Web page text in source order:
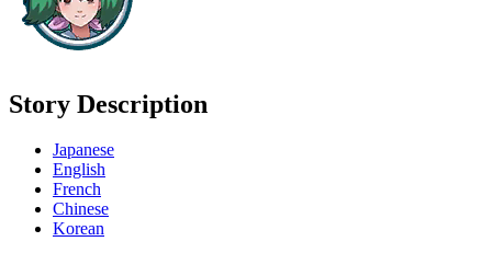
Story Description
Japanese
English
French
Chinese
Korean